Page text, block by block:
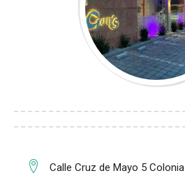
Calle Cruz de Mayo 5 Colonia